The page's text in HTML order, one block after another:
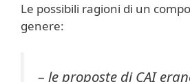
Le possibili ragioni di un
genere:
– le proposte di CAI